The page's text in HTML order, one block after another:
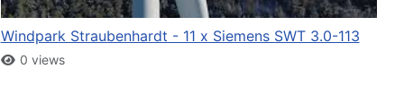
Windpark Straubenhardt - 11 x Siemens SWT 3.0-113
0 views